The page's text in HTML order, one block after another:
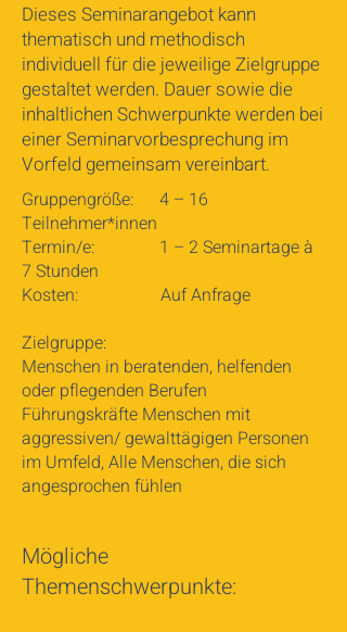
Dieses Seminarangebot kann
thematisch und methodisch
individuell für die jeweilige Zielgruppe
gestaltet werden. Dauer sowie die
inhaltlichen Schwerpunkte werden bei
einer Seminarvorbesprechung im
Vorfeld gemeinsam vereinbart.
Gruppengröße: 4 – 16
Teilnehmer*innen
Termin/e: 1 – 2 Seminartage à
7 Stunden
Kosten: Auf Anfrage
Zielgruppe:
Menschen in beratenden, helfenden
oder pflegenden Berufen
Führungskräfte Menschen mit
aggressiven/ gewalttägigen Personen
im Umfeld, Alle Menschen, die sich
angesprochen fühlen
Mögliche
Themenschwerpunkte: